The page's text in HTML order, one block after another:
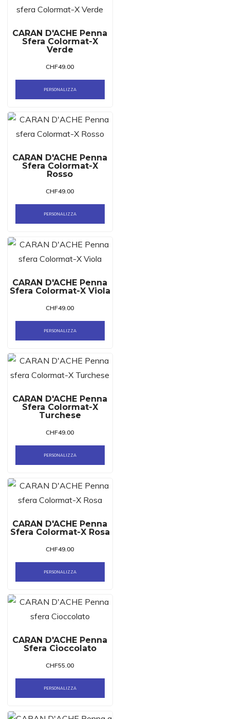
CARAN D'ACHE Penna
Sfera Colormat-X
Verde
CHF49.00
PERSONALIZZA
CARAN D'ACHE Penna
Sfera Colormat-X
Rosso
CHF49.00
PERSONALIZZA
CARAN D'ACHE Penna
Sfera Colormat-X Viola
CHF49.00
PERSONALIZZA
CARAN D'ACHE Penna
Sfera Colormat-X
Turchese
CHF49.00
PERSONALIZZA
CARAN D'ACHE Penna
Sfera Colormat-X Rosa
CHF49.00
PERSONALIZZA
CARAN D'ACHE Penna
Sfera Cioccolato
CHF55.00
PERSONALIZZA